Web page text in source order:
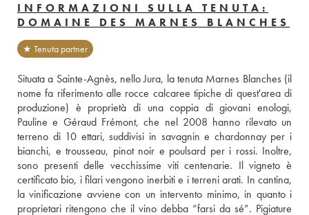
INFORMAZIONI SULLA TENUTA:
DOMAINE DES MARNES BLANCHES
★ Tenuta partner
Situata a Sainte-Agnès, nello Jura, la tenuta Marnes Blanches (il
nome fa riferimento alle rocce calcaree tipiche di quest'area di
produzione) è proprietà di una coppia di giovani enologi,
Pauline e Géraud Frémont, che nel 2008 hanno rilevato un
terreno di 10 ettari, suddivisi in savagnin e chardonnay per i
bianchi, e trousseau, pinot noir e poulsard per i rossi. Inoltre,
sono presenti delle vecchissime viti centenarie. Il vigneto è
certificato bio, i filari vengono inerbiti e i terreni arati. In cantina,
la vinificazione avviene con un intervento minimo, in quanto i
proprietari ritengono che il vino debba “farsi da sé”. Pigiature